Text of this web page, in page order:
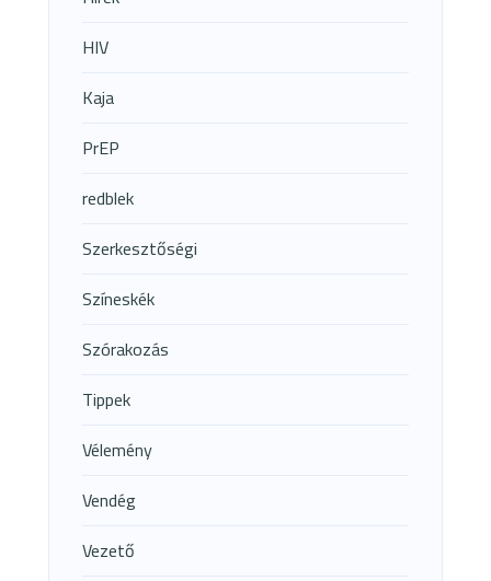
HIV
Kaja
PrEP
redblek
Szerkesztőségi
Színeskék
Szórakozás
Tippek
Vélemény
Vendég
Vezető